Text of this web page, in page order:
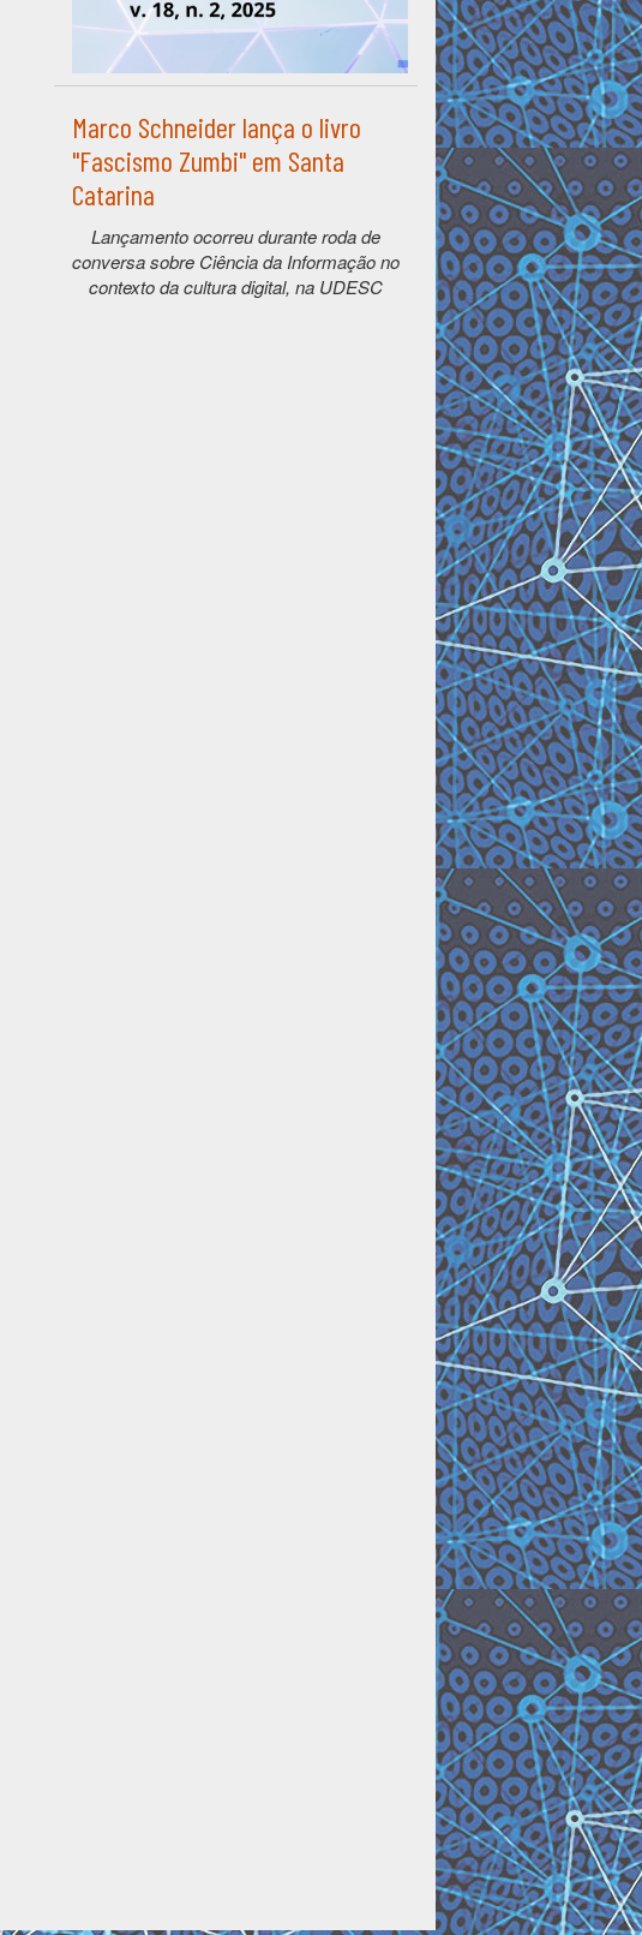
Marco Schneider lança o livro
"Fascismo Zumbi" em Santa
Catarina
Lançamento ocorreu durante roda de
conversa sobre Ciência da Informação no
contexto da cultura digital, na UDESC